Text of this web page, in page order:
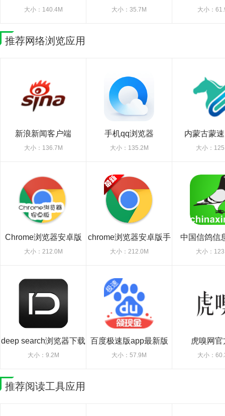
大小：140.4M 大小：35.7M
辑)
大小：
推荐网络浏览应用
新浪新闻客户端
大小：136.7M
手机qq浏览器
大小：135.2M
内蒙古蒙
大小：
Chrome浏览器安卓版
大小：212.0M
chrome浏览器安卓版手
机版
大小：212.0M
中国信鸽信
大小：
deep search浏览器下载
官方app
大小：9.2M
百度极速版app最新版
大小：57.9M
虎嗅网官
大小：
推荐阅读工具应用